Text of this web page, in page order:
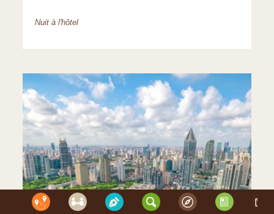
Nuit à l'hôtel